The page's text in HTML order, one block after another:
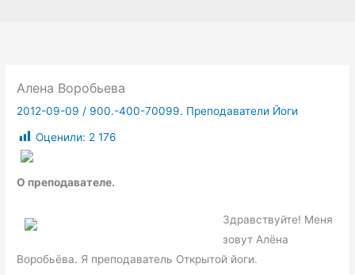
Алена Воробьева
2012-09-09 / 900.-400-70099. Преподаватели Йоги
Оценили: 2 176
О преподавателе.
Здравствуйте! Меня
зовут Алёна
Воробьёва. Я преподаватель Открытой йоги.